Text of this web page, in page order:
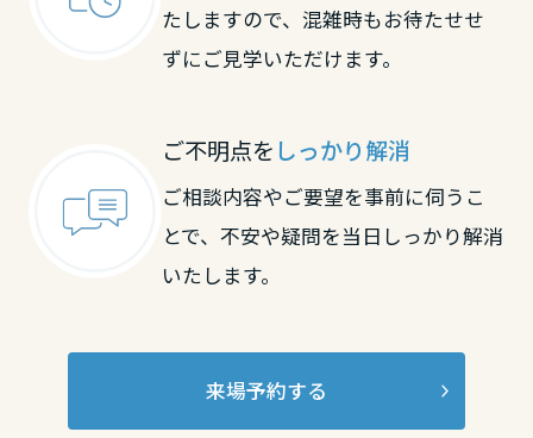
たしますので、混雑時もお待たせせ
ずにご見学いただけます。
ご不明点を しっかり解消
ご相談内容やご要望を事前に伺うこ
とで、不安や疑問を当日しっかり解消
いたします。
来場予約する
鳥取県
岡山県